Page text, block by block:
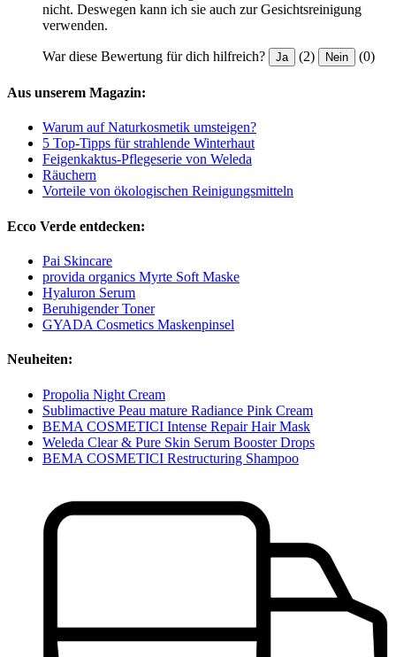
nicht. Deswegen kann ich sie auch zur Gesichtsreinigung
verwenden.
War diese Bewertung für dich hilfreich? Ja (2) Nein (0)
Aus unserem Magazin:
Warum auf Naturkosmetik umsteigen?
5 Top-Tipps für strahlende Winterhaut
Feigenkaktus-Pflegeserie von Weleda
Räuchern
Vorteile von ökologischen Reinigungsmitteln
Ecco Verde entdecken:
Pai Skincare
provida organics Myrte Soft Maske
Hyaluron Serum
Beruhigender Toner
GYADA Cosmetics Maskenpinsel
Neuheiten:
Propolia Night Cream
Sublimactive Peau mature Radiance Pink Cream
BEMA COSMETICI Intense Repair Hair Mask
Weleda Clear & Pure Skin Serum Booster Drops
BEMA COSMETICI Restructuring Shampoo